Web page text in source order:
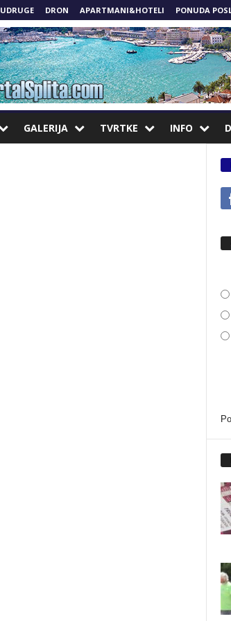
UDRUGE DRON APARTMANI&HOTELI PONUDA
GALERIJA TVRTKE INFO